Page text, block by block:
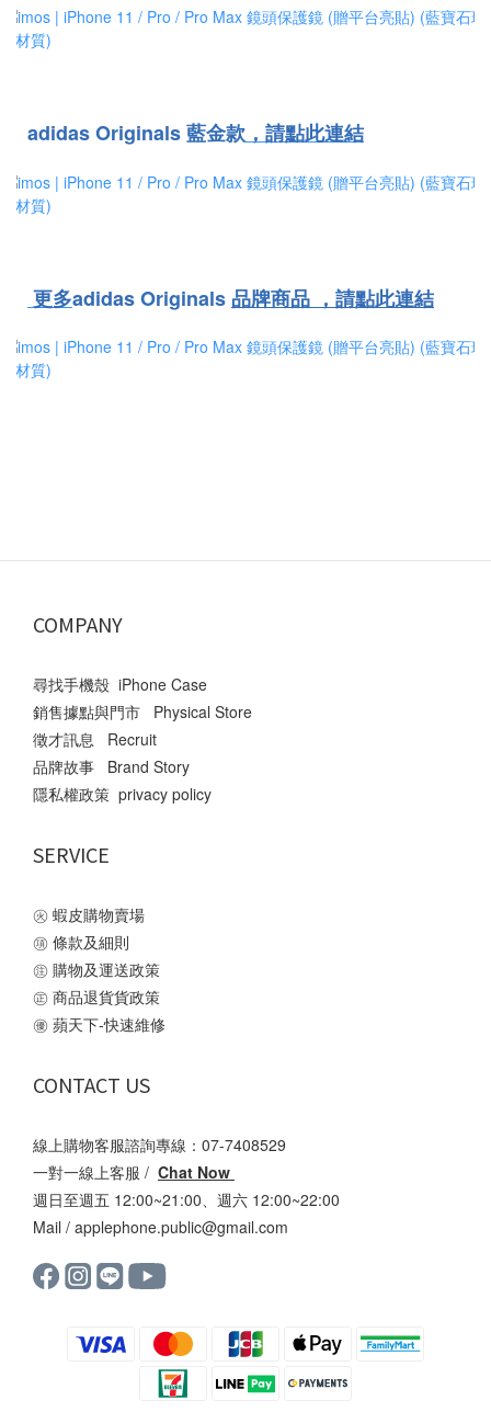
adidas Originals 藍金款 ， 請點此連結
更多adidas Originals 品牌商品 ，請點此連結
COMPANY
尋找手機殼 iPhone Case
銷售據點與門市 Physical Store
徵才訊息 Recruit
品牌故事 Brand Story
隱私權政策 privacy policy
SERVICE
㊋ 蝦皮購物賣場
㊠ 條款及細則
㊟ 購物及運送政策
㊣ 商品退貨貨政策
㊝ 蘋天下-快速維修
CONTACT US
線上購物客服諮詢專線：07-7408529
一對一線上客服 / Chat Now
週日至週五 12:00~21:00、週六 12:00~22:00
Mail / applephone.public@gmail.com